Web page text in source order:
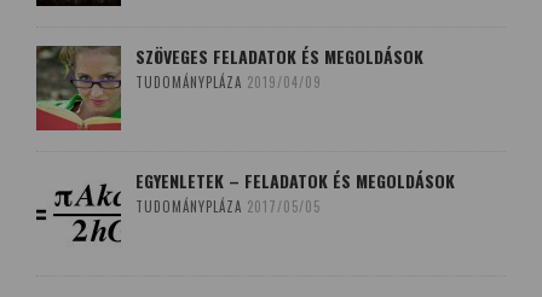
SZÖVEGES FELADATOK ÉS MEGOLDÁSOK
TUDOMÁNYPLÁZA 2019/04/09
EGYENLETEK – FELADATOK ÉS MEGOLDÁSOK
TUDOMÁNYPLÁZA 2017/05/05